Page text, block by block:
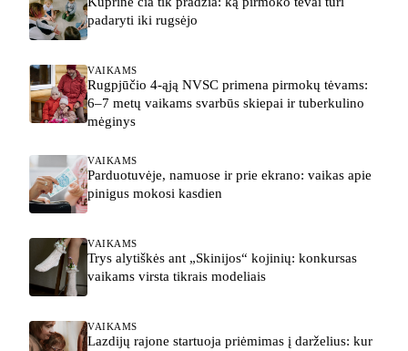
padaryti iki rugsėjo
VAIKAMS
Rugpjūčio 4-ąją NVSC primena pirmokų tėvams:
6–7 metų vaikams svarbūs skiepai ir tuberkulino
mėginys
VAIKAMS
Parduotuvėje, namuose ir prie ekrano: vaikas apie
pinigus mokosi kasdien
VAIKAMS
Trys alytiškės ant „Skinijos“ kojinių: konkursas
vaikams virsta tikrais modeliais
VAIKAMS
Lazdijų rajone startuoja priėmimas į darželius: kur